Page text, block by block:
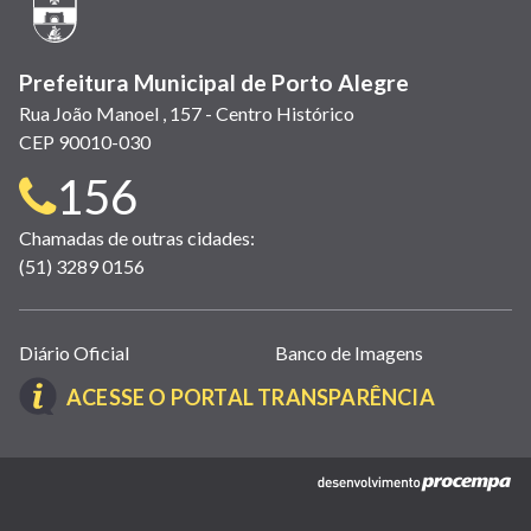
Prefeitura Municipal de Porto Alegre
Rua João Manoel , 157 - Centro Histórico
CEP 90010-030
Telefone
para
contato:
156
Chamadas de outras cidades:
(51) 3289 0156
Links
úteis
(abrem
nova
Diário Oficial Banco de Imagens
ACESSE O PORTAL TRANSPARÊNCIA(LINK
EM
NOVA